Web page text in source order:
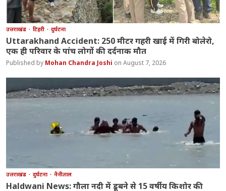
उत्तराखंड टिहरी दुर्घटना
Uttarakhand Accident: 250 मीटर गहरी खाई में गिरी बोलेरो,
एक ही परिवार के पांच लोगों की दर्दनाक मौत
Mohan Chandra Joshi August 7, 2026
उत्तराखंड दुर्घटना नैनीताल
Haldwani News: गौला नदी में डूबने से 15 वर्षीय किशोर की